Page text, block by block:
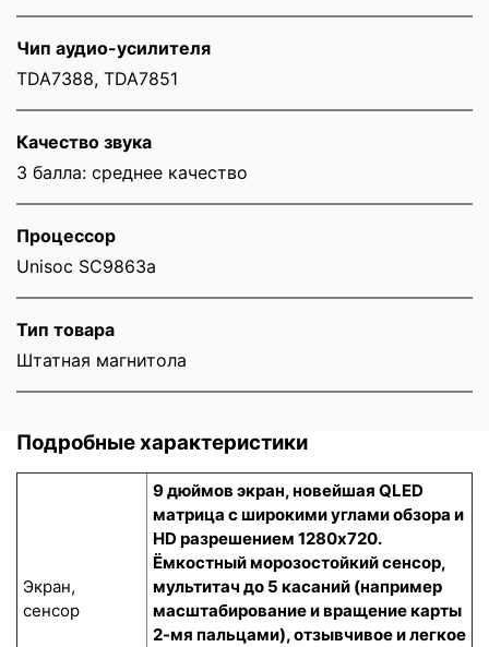
Чип аудио-усилителя
TDA7388, TDA7851
Качество звука
3 балла: среднее качество
Процессор
Unisoc SC9863a
Тип товара
Штатная магнитола
Подробные характеристики
Экран,
сенсор
9 дюймов экран, новейшая QLED
матрица с широкими углами обзора и
HD разрешением 1280x720.
Ёмкостный морозостойкий сенсор,
мультитач до 5 касаний (например
масштабирование и вращение карты
2-мя пальцами), отзывчивое и легкое